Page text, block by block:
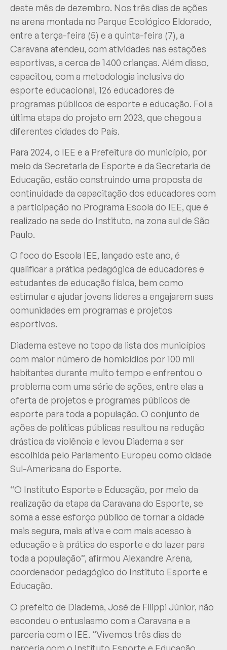
deste mês de dezembro. Nos três dias de ações
na arena montada no Parque Ecológico Eldorado,
entre a terça-feira (5) e a quinta-feira (7), a
Caravana atendeu, com atividades nas estações
esportivas, a cerca de 1400 crianças. Além disso,
capacitou, com a metodologia inclusiva do
esporte educacional, 126 educadores de
programas públicos de esporte e educação. Foi a
última etapa do projeto em 2023, que chegou a
diferentes cidades do País.
Para 2024, o IEE e a Prefeitura do município, por
meio da Secretaria de Esporte e da Secretaria de
Educação, estão construindo uma proposta de
continuidade da capacitação dos educadores com
a participação no Programa Escola do IEE, que é
realizado na sede do Instituto, na zona sul de São
Paulo.
O foco do Escola IEE, lançado este ano, é
qualificar a prática pedagógica de educadores e
estudantes de educação física, bem como
estimular e ajudar jovens lideres a engajarem suas
comunidades em programas e projetos
esportivos.
Diadema esteve no topo da lista dos municípios
com maior número de homicídios por 100 mil
habitantes durante muito tempo e enfrentou o
problema com uma série de ações, entre elas a
oferta de projetos e programas públicos de
esporte para toda a população. O conjunto de
ações de políticas públicas resultou na redução
drástica da violência e levou Diadema a ser
escolhida pelo Parlamento Europeu como cidade
Sul-Americana do Esporte.
“O Instituto Esporte e Educação, por meio da
realização da etapa da Caravana do Esporte, se
soma a esse esforço público de tornar a cidade
mais segura, mais ativa e com mais acesso à
educação e à prática do esporte e do lazer para
toda a população”, afirmou Alexandre Arena,
coordenador pedagógico do Instituto Esporte e
Educação.
O prefeito de Diadema, José de Filippi Júnior, não
escondeu o entusiasmo com a Caravana e a
parceria com o IEE. “Vivemos três dias de
parceria com o Instituto Esporte e Educação.